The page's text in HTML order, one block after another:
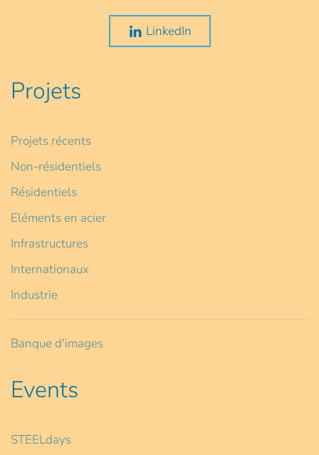
LinkedIn
Projets
Projets récents
Non-résidentiels
Résidentiels
Eléments en acier
Infrastructures
Internationaux
Industrie
Banque d'images
Events
STEELdays